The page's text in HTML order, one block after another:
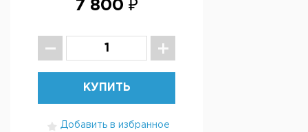
7 800 ₽
КУПИТЬ
Добавить в избранное